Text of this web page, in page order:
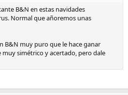
B&N en estas navidades
Normal que añoremos unas
B&N muy puro que le hace ganar
muy simétrico y acertado, pero dale